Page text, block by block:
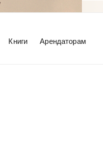
Книги Арендаторам